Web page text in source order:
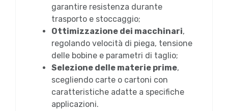
garantire resistenza durante
trasporto e stoccaggio;
Ottimizzazione dei macchinari,
regolando velocità di piega, tensione
delle bobine e parametri di taglio;
Selezione delle materie prime,
scegliendo carte o cartoni con
caratteristiche adatte a specifiche
applicazioni.